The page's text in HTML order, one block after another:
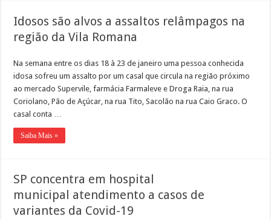
Idosos são alvos a assaltos relâmpagos na
região da Vila Romana
Na semana entre os dias 18 à 23 de janeiro uma pessoa conhecida
idosa sofreu um assalto por um casal que circula na região próximo
ao mercado Supervile, farmácia Farmaleve e Droga Raia, na rua
Coriolano, Pão de Açúcar, na rua Tito, Sacolão na rua Caio Graco. O
casal conta …
Saiba Mais »
SP concentra em hospital
municipal atendimento a casos de
variantes da Covid-19